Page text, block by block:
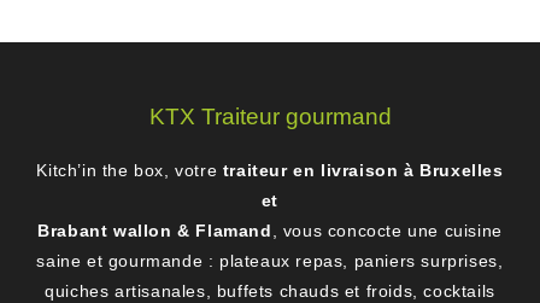
KTX Traiteur gourmand
Kitch’in the box, votre traiteur en livraison à Bruxelles
et
Brabant wallon & Flamand , vous concocte une cuisine
saine et gourmande : plateaux repas, paniers surprises,
quiches artisanales, buffets chauds et froids, cocktails